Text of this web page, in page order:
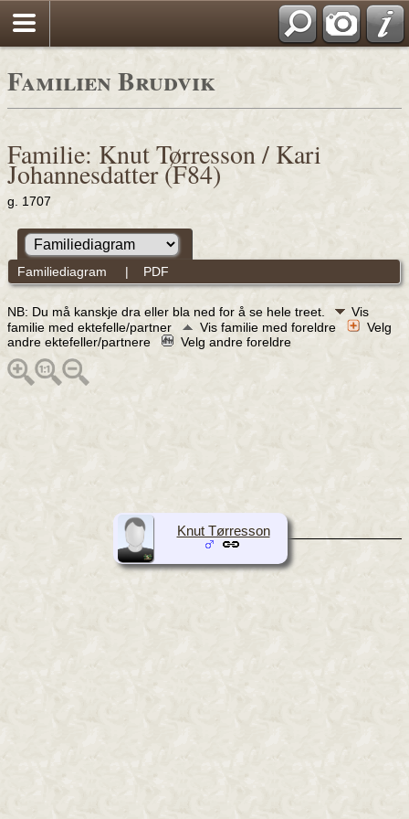
Familien Brudvik
Familie: Knut Tørresson / Kari
Johannesdatter (F84)
g. 1707
Familiediagram | PDF
NB: Du må kanskje dra eller bla ned for å se hele treet.
Vis
familie med ektefelle/partner
Vis familie med foreldre
Velg
andre ektefeller/partnere
Velg andre foreldre
Knut Tørresson